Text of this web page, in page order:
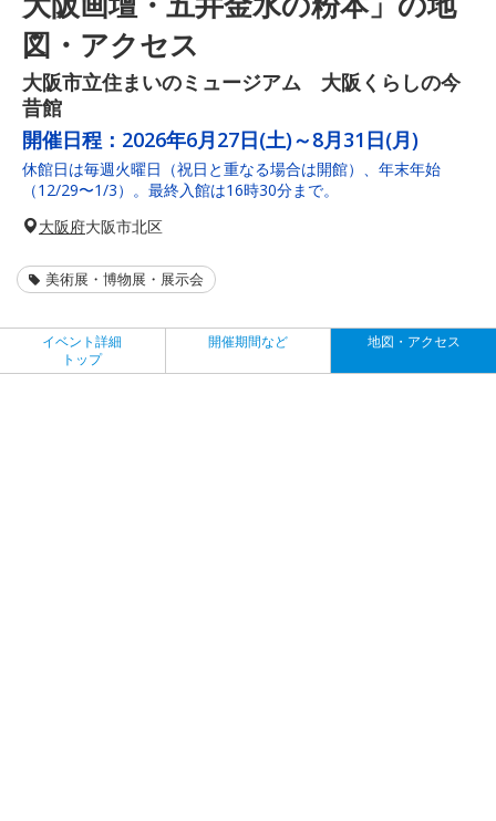
図・アクセス
大阪市立住まいのミュージアム 大阪くらしの今
昔館
開催日程： 2026年6月27日(土)～8月31日(月)
休館日は毎週火曜日（祝日と重なる場合は開館）、年末年始
（12/29〜1/3）。最終入館は16時30分まで。
大阪府大阪市北区
美術展・博物展・展示会
イベント詳細
トップ
開催期間など 地図・アクセス